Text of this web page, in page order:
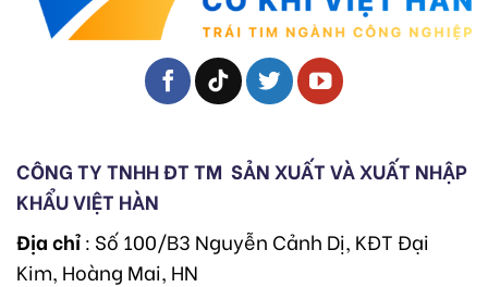
CÔNG TY TNHH ĐT TM SẢN XUẤT VÀ XUẤT NHẬP
KHẨU VIỆT HÀN
Địa chỉ: Số 100/B3 Nguyễn Cảnh Dị, KĐT Đại
Kim, Hoàng Mai, HN